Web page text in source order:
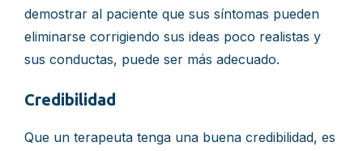
demostrar al paciente que sus síntomas pueden
eliminarse corrigiendo sus ideas poco realistas y
sus conductas, puede ser más adecuado.
Credibilidad
Que un terapeuta tenga una buena credibilidad, es